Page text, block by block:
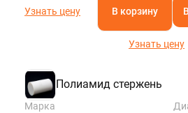
Узнать цену В корзину
Узнать цену
Полиамид стержень
Марка